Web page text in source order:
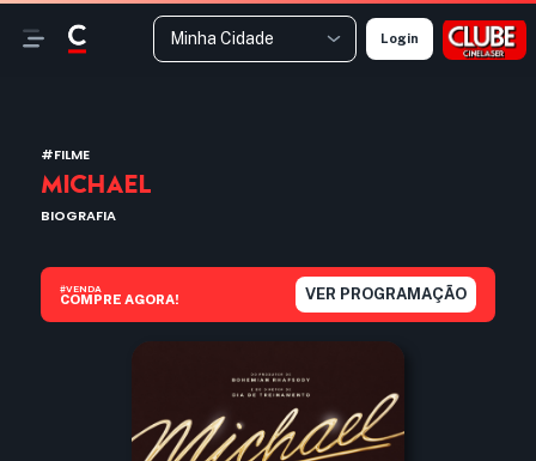
Minha Cidade Login
#FILME
MICHAEL
BIOGRAFIA
#VENDA
COMPRE AGORA! VER PROGRAMAÇÃO